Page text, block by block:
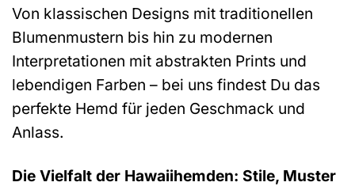
Von klassischen Designs mit traditionellen
Blumenmustern bis hin zu modernen
Interpretationen mit abstrakten Prints und
lebendigen Farben – bei uns findest Du das
perfekte Hemd für jeden Geschmack und
Anlass.
Die Vielfalt der Hawaiihemden: Stile, Muster